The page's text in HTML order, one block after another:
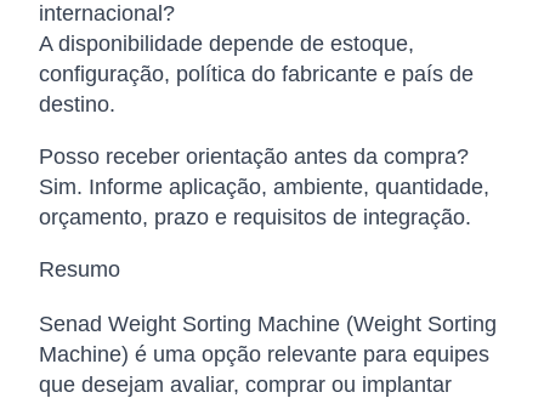
internacional?
A disponibilidade depende de estoque,
configuração, política do fabricante e país de
destino.
Posso receber orientação antes da compra?
Sim. Informe aplicação, ambiente, quantidade,
orçamento, prazo e requisitos de integração.
Resumo
Senad Weight Sorting Machine (Weight Sorting
Machine) é uma opção relevante para equipes
que desejam avaliar, comprar ou implantar